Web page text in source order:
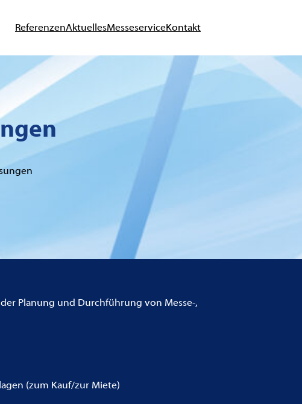
ReferenzenAktuellesMesseserviceKontakt
Planung und Durchführung von Messe-,
(zum Kauf/zur Miete)